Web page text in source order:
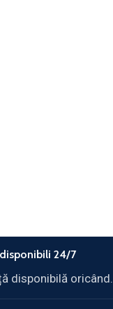
24/7
disponibilă oricând.